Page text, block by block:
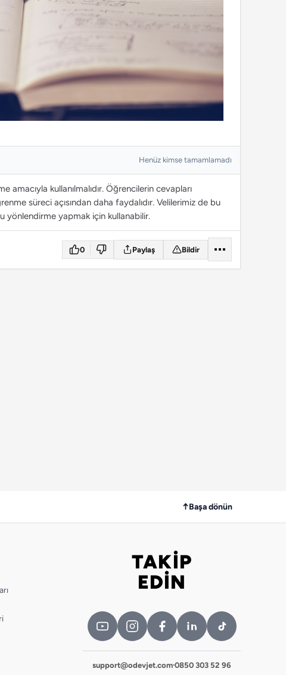
Henüz kimse tamamlamadı
kullanılmalıdır. Öğrencilerin cevapları
süreci açısından daha faydalıdır. Velilerimiz de bu
yönlendirme yapmak için kullanabilir.
0 Paylaş Bildir
↑Başa dönün
Bizi takip edin
TAKİP
EDİN
support@odevjet.com·0850 303 52 96